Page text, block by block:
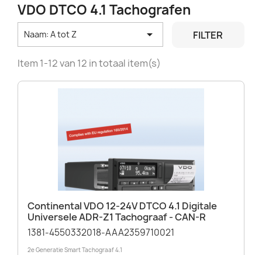
VDO DTCO 4.1 Tachografen
Naam: A tot Z  FILTER
Item 1-12 van 12 in totaal item(s)
Continental VDO 12-24V DTCO 4.1 Digitale
Universele ADR-Z1 Tachograaf - CAN-R
1381-4550332018‬-AAA2359710021
2e Generatie Smart Tachograaf 4.1